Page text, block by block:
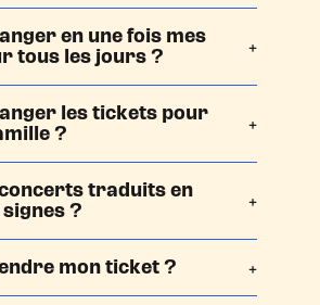
en une fois mes
tous les jours ?
les tickets pour
?
traduits en
?
mon ticket ?